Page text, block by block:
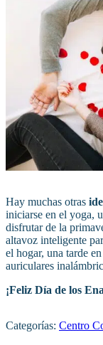
Hay muchas otras
iniciarse en el yoga,
disfrutar de la
altavoz inteligente
el hogar, una tarde
auriculares
¡Feliz Día de los
Categorías: Centro